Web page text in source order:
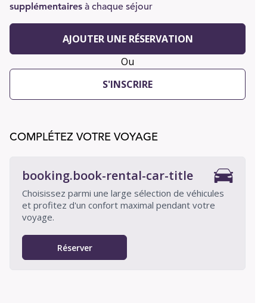
supplémentaires à chaque séjour
AJOUTER UNE RÉSERVATION
Ou
S'INSCRIRE
COMPLÉTEZ VOTRE VOYAGE
booking.book-rental-car-title
Choisissez parmi une large sélection de véhicules
et profitez d'un confort maximal pendant votre
voyage.
Réserver